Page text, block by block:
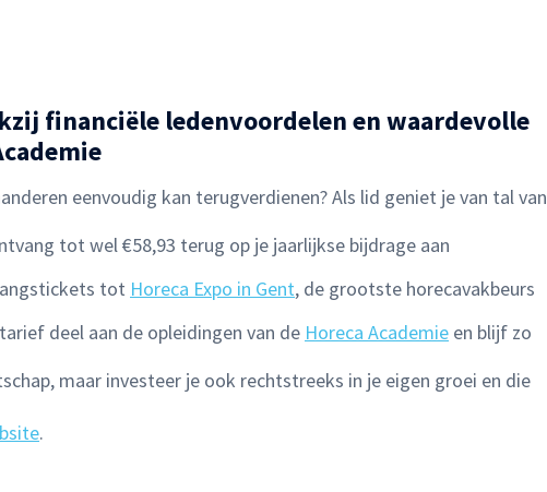
financiële ledenvoordelen en waardevolle
eenvoudig kan terugverdienen? Als lid geniet je van tal van
tot wel €58,93 terug op je jaarlijkse bijdrage aan
tot Horeca Expo in Gent, de grootste horecavakbeurs
deel aan de opleidingen van de Horeca Academie en blijf zo
maar investeer je ook rechtstreeks in je eigen groei en die
.